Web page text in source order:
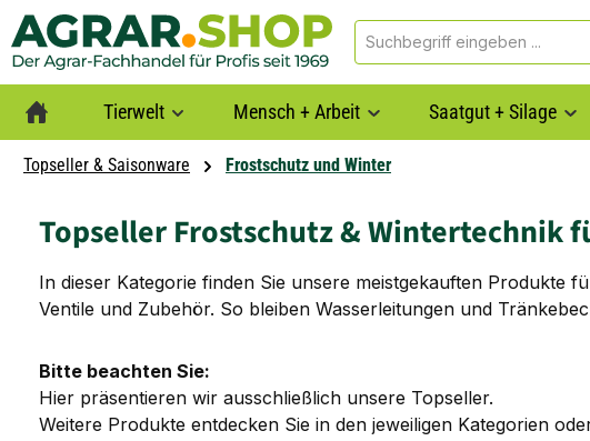
Zur Hauptnavigation springen
Tierwelt Mensch + Arbeit Saatgut + Silage
Topseller & Saisonware Frostschutz und Winter
Topseller Frostschutz & Wintertechnik
In dieser Kategorie finden Sie unsere meistgekauften Produkte
Ventile und Zubehör. So bleiben Wasserleitungen und
Bitte beachten Sie:
Hier präsentieren wir ausschließlich unsere Topseller.
Weitere Produkte entdecken Sie in den jeweiligen Kategorien